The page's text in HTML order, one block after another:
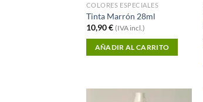
COLORES ESPECIALES
Tinta Marrón 28ml
10,90€ (IVA incl.)
AÑADIR AL CARRITO